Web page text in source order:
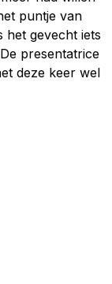
puntje van
het gevecht iets
presentatrice
deze keer wel